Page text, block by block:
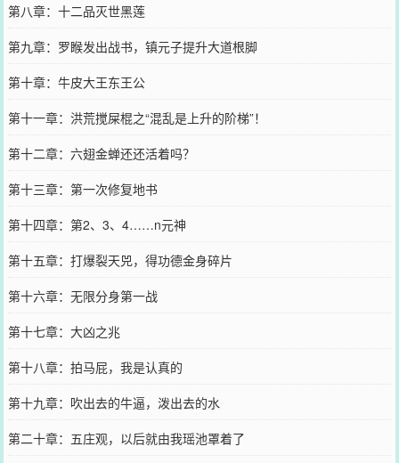
第八章：十二品灭世黑莲
第九章：罗睺发出战书，镇元子提升大道根脚
第十章：牛皮大王东王公
第十一章：洪荒搅屎棍之“混乱是上升的阶梯”！
第十二章：六翅金蝉还还活着吗？
第十三章：第一次修复地书
第十四章：第2、3、4……n元神
第十五章：打爆裂天兕，得功德金身碎片
第十六章：无限分身第一战
第十七章：大凶之兆
第十八章：拍马屁，我是认真的
第十九章：吹出去的牛逼，泼出去的水
第二十章：五庄观，以后就由我瑶池罩着了